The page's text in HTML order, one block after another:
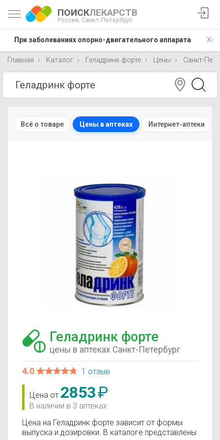
ПОИСКЛЕКАРСТВ
Россия, Санкт-Петербург
При заболеваниях опорно-двигательного аппарата
Главная Каталог Геладринк форте Цены Санкт-
Всё о товаре Цены в аптеках Интернет-аптеки
Геладринк форте
цены в аптеках Санкт-Петербург
4.0 1 отзыв
Цена от 2853₽
В наличии в 3 аптеках
Цена на Геладринк форте зависит от формы
выпуска и дозировки. В каталоге представлены